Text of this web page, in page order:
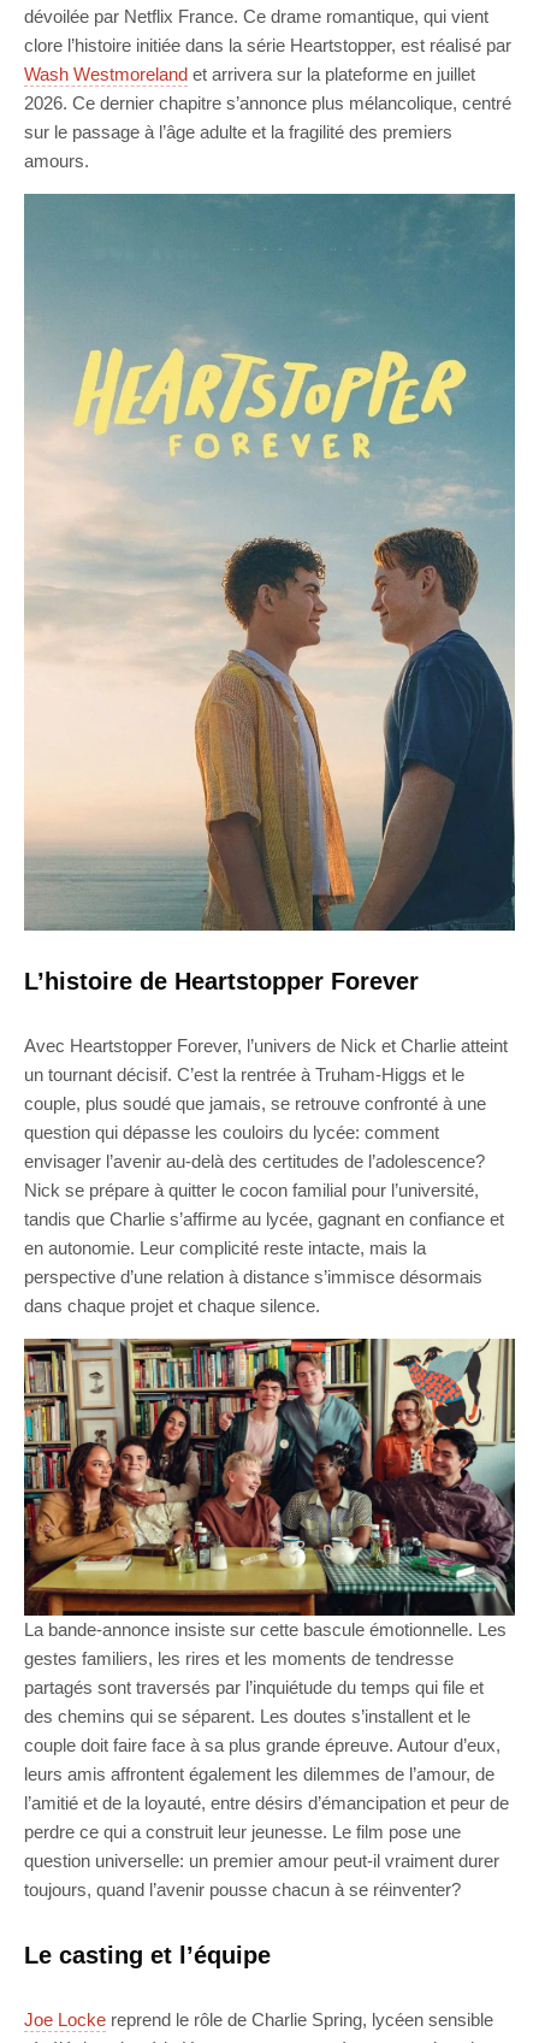
dévoilée par Netflix France. Ce drame romantique, qui vient
clore l’histoire initiée dans la série Heartstopper, est réalisé par
Wash Westmoreland et arrivera sur la plateforme en juillet
2026. Ce dernier chapitre s’annonce plus mélancolique, centré
sur le passage à l’âge adulte et la fragilité des premiers
amours.
L’histoire de Heartstopper Forever
Avec Heartstopper Forever, l’univers de Nick et Charlie atteint
un tournant décisif. C’est la rentrée à Truham-Higgs et le
couple, plus soudé que jamais, se retrouve confronté à une
question qui dépasse les couloirs du lycée: comment
envisager l’avenir au-delà des certitudes de l’adolescence?
Nick se prépare à quitter le cocon familial pour l’université,
tandis que Charlie s’affirme au lycée, gagnant en confiance et
en autonomie. Leur complicité reste intacte, mais la
perspective d’une relation à distance s’immisce désormais
dans chaque projet et chaque silence.
La bande-annonce insiste sur cette bascule émotionnelle. Les
gestes familiers, les rires et les moments de tendresse
partagés sont traversés par l’inquiétude du temps qui file et
des chemins qui se séparent. Les doutes s’installent et le
couple doit faire face à sa plus grande épreuve. Autour d’eux,
leurs amis affrontent également les dilemmes de l’amour, de
l’amitié et de la loyauté, entre désirs d’émancipation et peur de
perdre ce qui a construit leur jeunesse. Le film pose une
question universelle: un premier amour peut-il vraiment durer
toujours, quand l’avenir pousse chacun à se réinventer?
Le casting et l’équipe
Joe Locke reprend le rôle de Charlie Spring, lycéen sensible